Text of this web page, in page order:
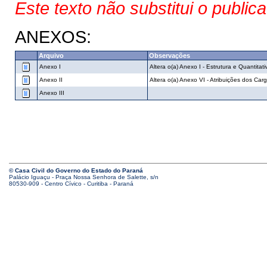
Este texto não substitui o
ANEXOS:
Arquivo Observações
Anexo I
Altera o(a) Anexo I - Estrutura e
Anexo II
Altera o(a) Anexo VI - Atribuições dos
Anexo III
© Casa Civil do Governo do Estado do Paraná
Palácio Iguaçu - Praça Nossa Senhora de Salette, s/n
80530-909 - Centro Cívico - Curitiba - Paraná